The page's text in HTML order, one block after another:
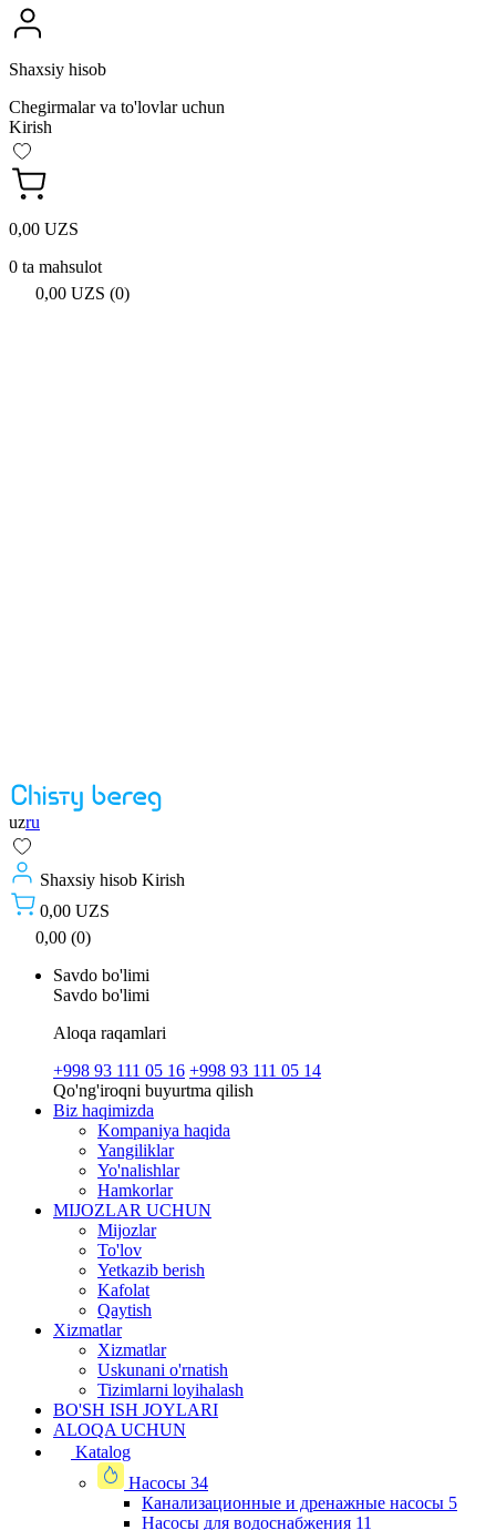
Shaxsiy hisob
Chegirmalar va to'lovlar uchun
Kirish
0,00 UZS
0 ta mahsulot
0,00 UZS (0)
uzru
Shaxsiy hisob Kirish
0,00 UZS
0,00 (0)
Savdo bo'limi
Savdo bo'limi
Aloqa raqamlari
+998 93 111 05 16 +998 93 111 05 14
Qo'ng'iroqni buyurtma qilish
Biz haqimizda
Kompaniya haqida
Yangiliklar
Yo'nalishlar
Hamkorlar
MIJOZLAR UCHUN
Mijozlar
To'lov
Yetkazib berish
Kafolat
Qaytish
Xizmatlar
Xizmatlar
Uskunani o'rnatish
Tizimlarni loyihalash
BO'SH ISH JOYLARI
ALOQA UCHUN
Katalog
Насосы 34
Канализационные и дренажные насосы 5
Насосы для водоснабжения 11